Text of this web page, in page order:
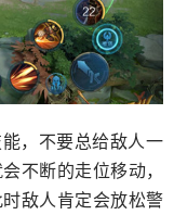
，不要总给敌人一
不断的走位移动，
敌人肯定会放松警